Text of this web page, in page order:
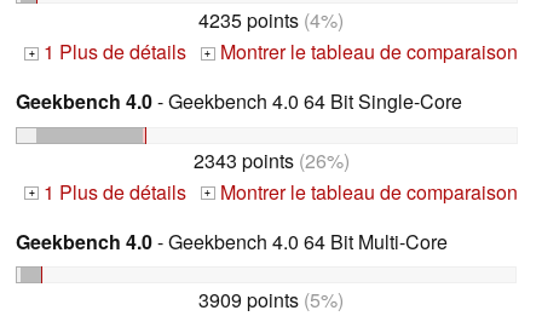
4235 points (4%)
+ 1 Plus de détails + Montrer le tableau de comparaison
Geekbench 4.0- Geekbench 4.0 64 Bit Single-Core
2343 points(26%)
+ 1 Plus de détails + Montrer le tableau de comparaison
Geekbench 4.0- Geekbench 4.0 64 Bit Multi-Core
3909 points (5%)